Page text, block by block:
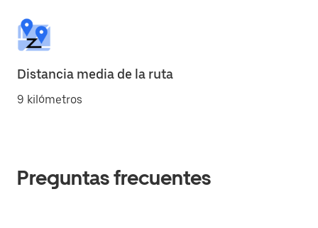
Distancia media de la ruta
9 kilómetros
Preguntas frecuentes